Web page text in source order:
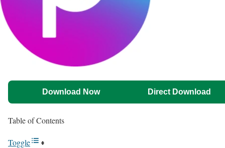
Download Now Direct Download
Table of Contents
Toggle